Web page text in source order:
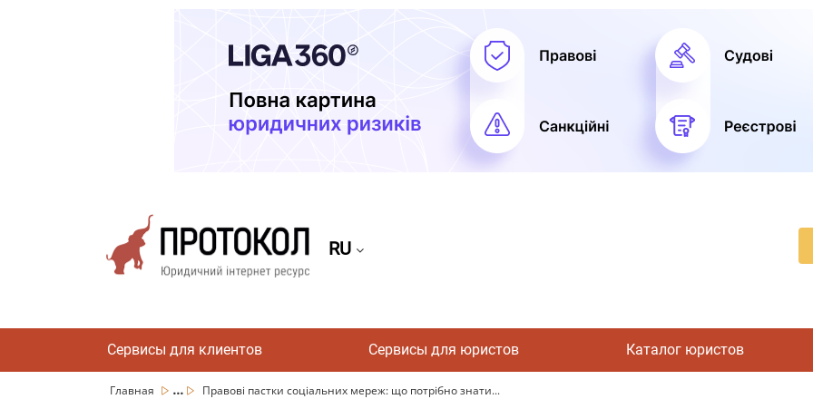
RU
Сервисы для клиентов Сервисы для юристов Каталог юристов
Главная ... Правові пастки соціальних мереж: що потрібно знати...